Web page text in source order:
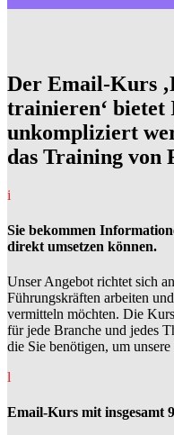
Der Email-Kurs
trainieren‘ bietet
unkompliziert
das Training von
i
Sie bekommen
direkt umsetzen können.
Unser Angebot richtet sich
Führungskräften arbeiten
vermitteln möchten. Die
für jede Branche und jedes
die Sie benötigen, um
l
Email-Kurs mit insgesamt